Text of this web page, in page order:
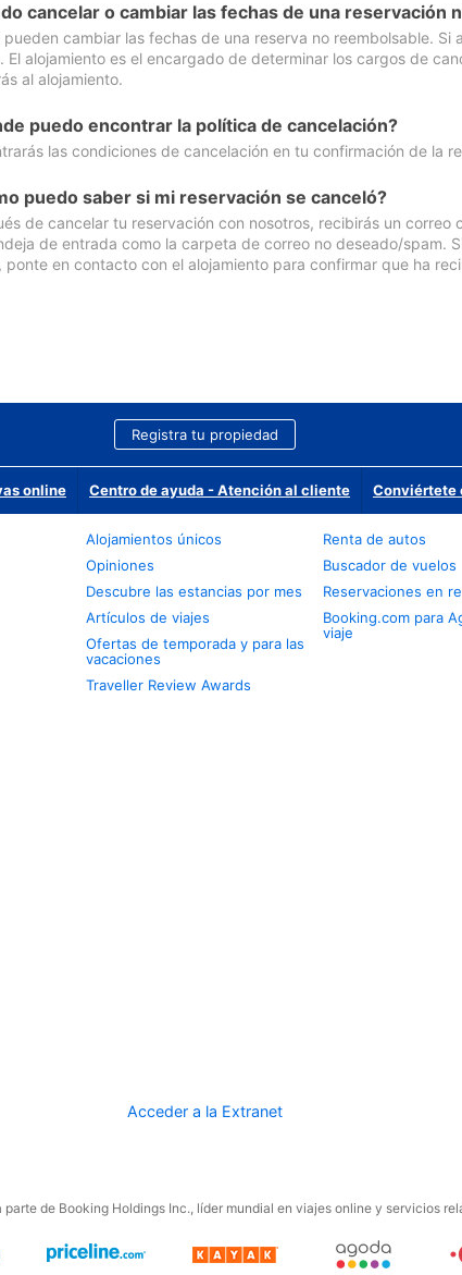
cancelar o cambiar las fechas de una reservación
pueden cambiar las fechas de una reserva no reembolsable. Si
El alojamiento es el encargado de determinar los cargos de
al alojamiento.
puedo encontrar la política de cancelación?
las condiciones de cancelación en tu confirmación de la
puedo saber si mi reservación se canceló?
de cancelar tu reservación con nosotros, recibirás un
de entrada como la carpeta de correo no deseado/spam.
ponte en contacto con el alojamiento para confirmar que ha
Registra tu propiedad
online Centro de ayuda - Atención al cliente Conviértete
Alojamientos únicos
Opiniones
Descubre las estancias por mes
Artículos de viajes
Ofertas de temporada y para las
vacaciones
Traveller Review Awards
Renta de autos
Buscador de vuelos
Reservaciones en
Booking.com para
viaje
Acceder a la Extranet
parte de Booking Holdings Inc., líder mundial en viajes online y servicios